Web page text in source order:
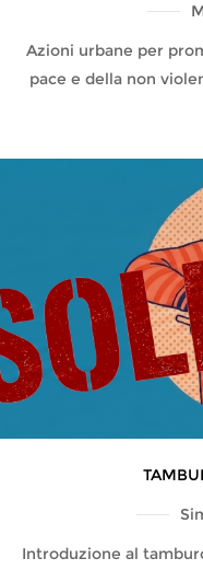
Azioni urbane per
pace e della non
Introduzione al